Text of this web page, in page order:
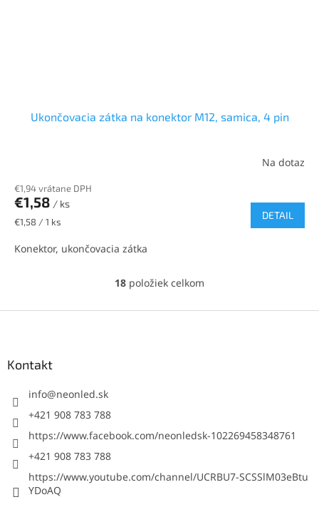
Ukončovacia zátka na konektor M12, samica, 4 pin
Na dotaz
€1,94 vrátane DPH
€1,58 / ks
Jednotková
€1,58 / 1 ks
DETAIL
Konektor, ukončovacia zátka
O
l
v
v
18 položiek celkom
Kontakt
info@neonled.sk
+421 908 783 788
https://www.facebook.com/neonledsk-102269458348761
+421 908 783 788
https://www.youtube.com/channel/UCRBU7-SCSSlM03eBtu
YDoAQ